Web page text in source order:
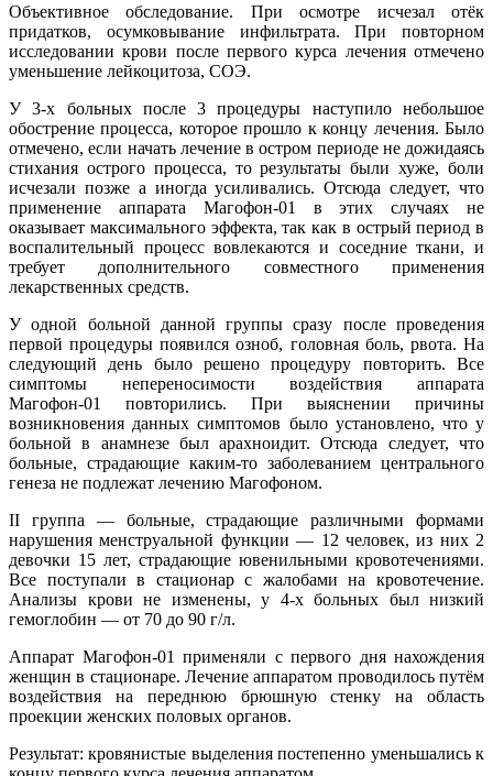
Объективное обследование. При осмотре исчезал отёк
придатков, осумковывание инфильтрата. При повторном
исследовании крови после первого курса лечения отмечено
уменьшение лейкоцитоза, СОЭ.
У 3-х больных после 3 процедуры наступило небольшое
обострение процесса, которое прошло к концу лечения. Было
отмечено, если начать лечение в остром периоде не дожидаясь
стихания острого процесса, то результаты были хуже, боли
исчезали позже а иногда усиливались. Отсюда следует, что
применение аппарата Магофон-01 в этих случаях не
оказывает максимального эффекта, так как в острый период в
воспалительный процесс вовлекаются и соседние ткани, и
требует дополнительного совместного применения
лекарственных средств.
У одной больной данной группы сразу после проведения
первой процедуры появился озноб, головная боль, рвота. На
следующий день было решено процедуру повторить. Все
симптомы непереносимости воздействия аппарата
Магофон-01 повторились. При выяснении причины
возникновения данных симптомов было установлено, что у
больной в анамнезе был арахноидит. Отсюда следует, что
больные, страдающие каким-то заболеванием центрального
генеза не подлежат лечению Магофоном.
II группа — больные, страдающие различными формами
нарушения менструальной функции — 12 человек, из них 2
девочки 15 лет, страдающие ювенильными кровотечениями.
Все поступали в стационар с жалобами на кровотечение.
Анализы крови не изменены, у 4-х больных был низкий
гемоглобин — от 70 до 90 г/л.
Аппарат Магофон-01 применяли с первого дня нахождения
женщин в стационаре. Лечение аппаратом проводилось путём
воздействия на переднюю брюшную стенку на область
проекции женских половых органов.
Результат: кровянистые выделения постепенно уменьшались к